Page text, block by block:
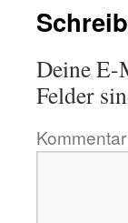
Deine E-
Felder
Kommentar